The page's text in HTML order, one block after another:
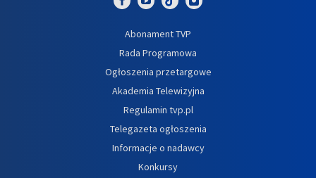
Abonament TVP
Rada Programowa
Ogłoszenia przetargowe
Akademia Telewizyjna
Regulamin tvp.pl
Telegazeta ogłoszenia
Informacje o nadawcy
Konkursy